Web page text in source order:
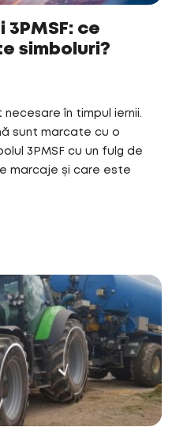
3PMSF: ce
simboluri?
în timpul iernii.
sunt marcate cu o
3PMSF cu un fulg de
marcaje și care este